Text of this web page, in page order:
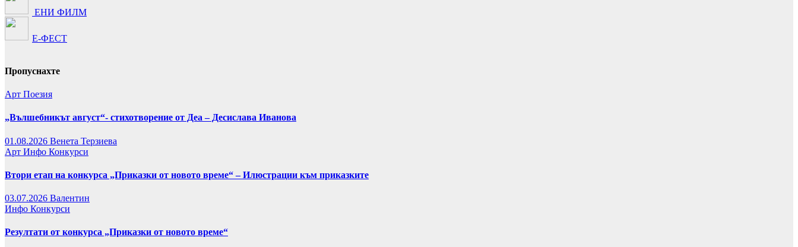
ЕНИ ФИЛМ
Е-ФЕСТ
Пропуснахте
Арт Поезия
„Вълшебникът август“- стихотворение от Деа – Десислава Иванова
01.08.2026 Венета Терзиева
Арт Инфо Конкурси
Втори етап на конкурса „Приказки от новото време“ – Илюстрации към приказките
03.07.2026 Валентин
Инфо Конкурси
Резултати от конкурса „Приказки от новото време“